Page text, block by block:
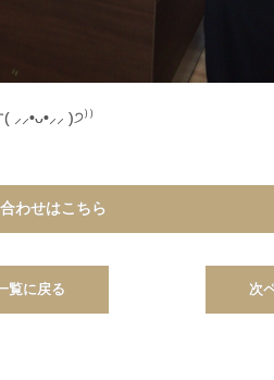
)੭⁾⁾
わせはこちら
覧に戻る 次